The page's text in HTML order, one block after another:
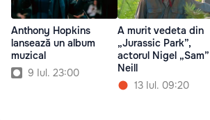
Anthony Hopkins
lansează un album
muzical
9 Iul. 23:00
A murit vedeta din
„Jurassic Park”,
actorul Nigel „Sam”
Neill
13 Iul. 09:20